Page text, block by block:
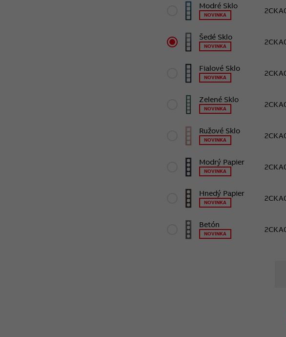
Modré Sklo
NOVINKA
Šedé Sklo
NOVINKA
Fialové Sklo
NOVINKA
Zelené Sklo
NOVINKA
Ružové Sklo
NOVINKA
Modrý Papier
NOVINKA
Hnedý Papier
NOVINKA
Betón
NOVINKA